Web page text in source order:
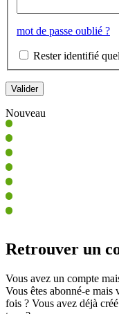
mot de passe oublié ?
Rester identifié
Nouveau
Retrouver un
Vous avez un compte
Vous êtes abonné-e
fois ? Vous avez déjà